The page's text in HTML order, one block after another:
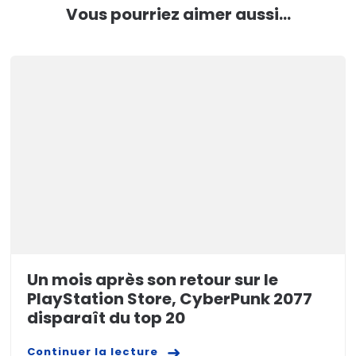
Vous pourriez aimer aussi...
Un mois après son retour sur le
PlayStation Store, CyberPunk 2077
disparaît du top 20
Continuer la lecture